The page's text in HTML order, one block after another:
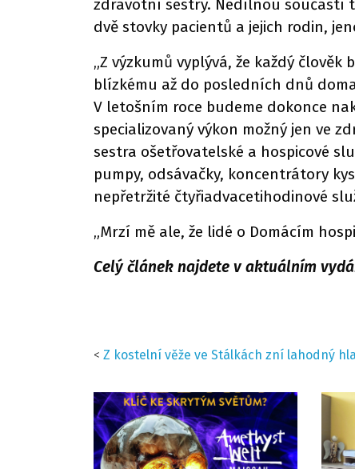
zdravotní sestry. Nedílnou součástí
dvě stovky pacientů a jejich rodin,
„Z výzkumů vyplývá, že každý
blízkému až do posledních dnů
V letošním roce budeme dokonce
specializovaný výkon možný jen ve
sestra ošetřovatelské a hospicové
pumpy, odsávačky, koncentrátory
nepřetržité čtyřiadvacetihodinové
„Mrzí mě ale, že lidé o Domácím
Celý článek najdete v aktuálním
< Z kostelní věže ve Stálkách zní lahodný